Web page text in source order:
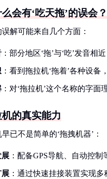
会有‘吃天拖’的误会？
解可能来自几个方面：
：部分地区‘拖’与‘吃’发音相近
：看到拖拉机‘拖着’各种设备
：对‘拖拉机’这个名称的字面
的真实能力
已不是简单的‘拖拽机器’：
展 ：配备GPS导航、自动控制
展 ：通过快速挂接装置实现多